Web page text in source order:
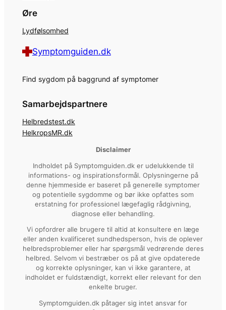
Øre
Lydfølsomhed
Symptomguiden.dk
Find sygdom på baggrund af symptomer
Samarbejdspartnere
Helbredstest.dk
HelkropsMR.dk
Disclaimer
Indholdet på Symptomguiden.dk er udelukkende til
informations- og inspirationsformål. Oplysningerne på
denne hjemmeside er baseret på generelle symptomer
og potentielle sygdomme og bør ikke opfattes som
erstatning for professionel lægefaglig rådgivning,
diagnose eller behandling.
Vi opfordrer alle brugere til altid at konsultere en læge
eller anden kvalificeret sundhedsperson, hvis de oplever
helbredsproblemer eller har spørgsmål vedrørende deres
helbred. Selvom vi bestræber os på at give opdaterede
og korrekte oplysninger, kan vi ikke garantere, at
indholdet er fuldstændigt, korrekt eller relevant for den
enkelte bruger.
Symptomguiden.dk påtager sig intet ansvar for